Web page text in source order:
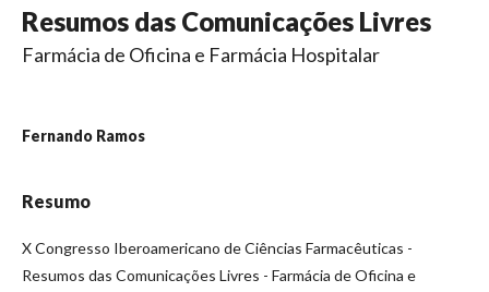
Resumos das Comunicações Livres
Farmácia de Oficina e Farmácia Hospitalar
Fernando Ramos
Resumo
X Congresso Iberoamericano de Ciências Farmacêuticas -
Resumos das Comunicações Livres - Farmácia de Oficina e